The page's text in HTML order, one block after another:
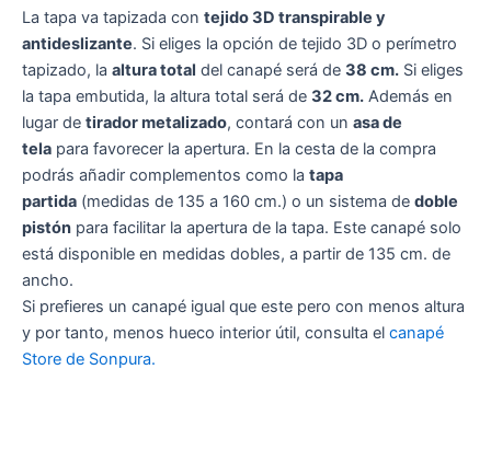
La tapa va tapizada con tejido 3D transpirable y
antideslizante. Si eliges la opción de tejido 3D o perímetro
tapizado, la altura total del canapé será de 38 cm. Si eliges
la tapa embutida, la altura total será de 32 cm. Además en
lugar de tirador metalizado, contará con un asa de
tela para favorecer la apertura. En la cesta de la compra
podrás añadir complementos como la tapa
partida (medidas de 135 a 160 cm.) o un sistema de doble
pistón para facilitar la apertura de la tapa. Este canapé solo
está disponible en medidas dobles, a partir de 135 cm. de
ancho.
Si prefieres un canapé igual que este pero con menos altura
y por tanto, menos hueco interior útil, consulta el canapé
Store de Sonpura.